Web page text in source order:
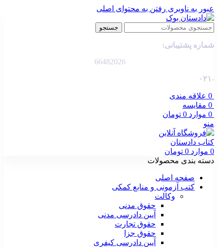
عبور به ناوبری رفتن به محتوای اصلی
جستجو
شماره پشتیبانی:
66482026
-۰۲۱
0 علاقه مندی
0 مقایسه
0 موارد 0 تومان
منو
0 موارد 0 تومان
دسته بندی محصولات
صفحه اصلی
کتب آزمونی و منابع کمکی
وکالت
حقوق مدنی
آیین دادرسی مدنی
حقوق تجارت
حقوق جزا
آیین دادرسی کیفری